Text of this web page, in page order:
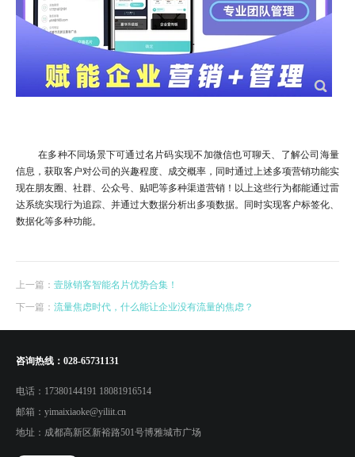
在多种不同场景下可通过名片码实现不加微信也可聊天、了解公司海量
信息，获取客户对公司的兴趣程度、成交概率，同时通过上述多项营销功能实
现在朋友圈、社群、公众号、贴吧等多种渠道营销！以上这些行为都能通过雷
达系统实现行为追踪、并通过大数据分析出多项数据。同时实现客户标签化、
数据化等多种功能。
上一篇： 壹脉销客智能名片优势合集！
下一篇： 流量焦虑时代，什么能让企业没有流量的焦虑？
咨询热线： 028-65731131
电话： 17380144191 18081916514
邮箱： yimaixiaoke@yiliit.cn
地址： 成都高新区新裕路501号博雅城市广场